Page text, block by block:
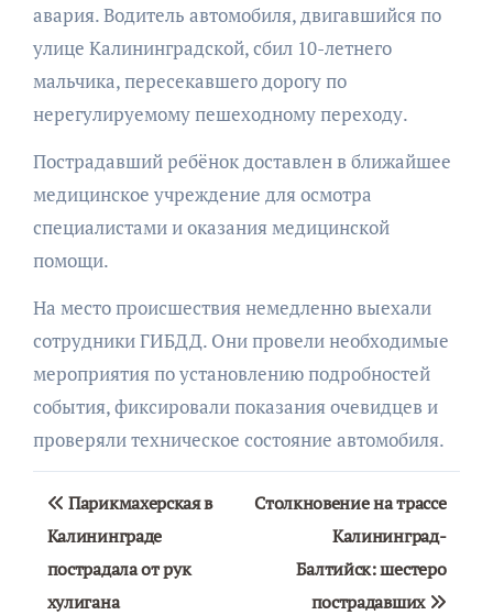
авария. Водитель автомобиля, двигавшийся по
улице Калининградской, сбил 10-летнего
мальчика, пересекавшего дорогу по
нерегулируемому пешеходному переходу.
Пострадавший ребёнок доставлен в ближайшее
медицинское учреждение для осмотра
специалистами и оказания медицинской
помощи.
На место происшествия немедленно выехали
сотрудники ГИБДД. Они провели необходимые
мероприятия по установлению подробностей
события, фиксировали показания очевидцев и
проверяли техническое состояние автомобиля.
Навигация
по
записям
Парикмахерская в
Калининграде
пострадала от рук
хулигана
Столкновение на трассе
Калининград-
Балтийск: шестеро
пострадавших